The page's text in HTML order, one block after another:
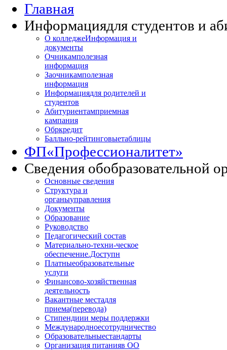
Главная
Информациядля студентов и
О колледжеИнформация и
документы
Очникамполезная
информация
Заочникамполезная
информация
Информациядля родителей и
студентов
Абитуриентамприемная
кампания
Обркредит
Балльно-рейтинговыетаблицы
ФП«Профессионалитет»
Сведения обобразовательной
Основные сведения
Структура и
органыуправления
Документы
Образование
Руководство
Педагогический состав
Материально-техни-ческое
обеспечение.Доступн
Платныеобразовательные
услуги
Финансово-хозяйственная
деятельность
Вакантные местадля
приема(перевода)
Стипендиии меры поддержки
Международноесотрудничество
Образовательныестандарты
Организация питанияв ОО